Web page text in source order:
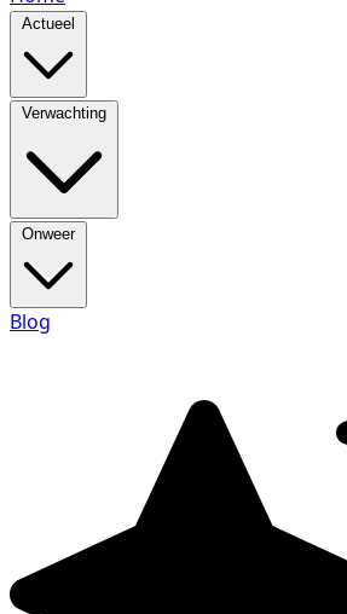
Actueel
Verwachting
Onweer
Blog